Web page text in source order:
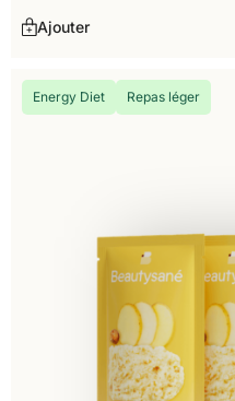
Ajouter
Energy Diet Repas léger